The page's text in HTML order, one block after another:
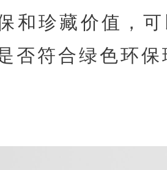
和珍藏价值，
否符合绿色环